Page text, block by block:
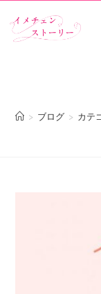
> ブログ > カテ